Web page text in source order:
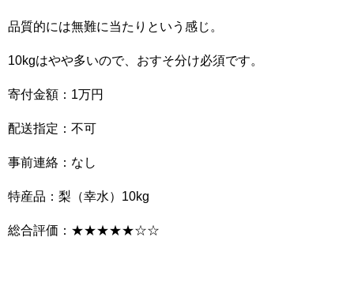
品質的には無難に当たりという感じ。
10kgはやや多いので、おすそ分け必須です。
寄付金額：1万円
配送指定：不可
事前連絡：なし
特産品：梨（幸水）10kg
総合評価：★★★★★☆☆